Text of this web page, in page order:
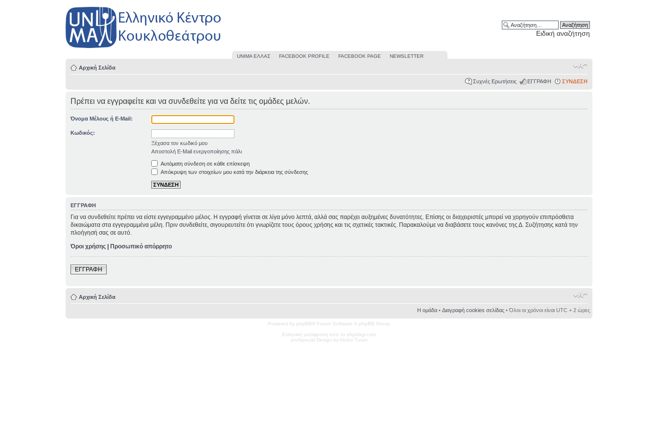
Ειδική αναζήτηση
UΝΙΜΑ ΕΛΛΑΣ FACEBOOK PROFILE FACEBOOK PAGE NEWSLETTER
Αρχική Σελίδα
Συχνές Ερωτήσεις ΕΓΓΡΑΦΗ ΣΥΝΔΕΣΗ
Πρέπει να εγγραφείτε και να συνδεθείτε για να δείτε τις ομάδες μελών.
Όνομα Μέλους ή E-Mail:
Κωδικός:
Ξέχασα τον κωδικό μου
Αποστολή E-Mail ενεργοποίησης πάλι
Αυτόματη σύνδεση σε κάθε επίσκεψη
Απόκρυψη των στοιχείων μου κατά την διάρκεια της σύνδεσης
ΕΓΓΡΑΦΗ
Για να συνδεθείτε πρέπει να είστε εγγεγραμμένο μέλος. Η εγγραφή γίνεται σε λίγα μόνο λεπτά, αλλά σας παρέχει αυξημένες δυνατότητες. Επίσης οι διαχειριστές μπορεί να χορηγούν επιπρόσθετα
δικαιώματα στα εγγεγραμμένα μέλη. Πριν συνδεθείτε, σιγουρευτείτε ότι γνωρίζετε τους όρους χρήσης και τις σχετικές τακτικές. Παρακαλούμε να διαβάσετε τους κανόνες της Δ. Συζήτησης κατά την
πλοήγησή σας σε αυτό.
Όροι χρήσης |Προσωπικό απόρρητο
ΕΓΓΡΑΦΗ
Αρχική Σελίδα
Η ομάδα• Διαγραφή cookies σελίδας• Όλοι οι χρόνοι είναι UTC + 2 ώρες
Powered by phpBB® Forum Software © phpBB Group
Ελληνική μετάφραση από το phpbbgr.com
proSpecial Design by Abdul Turan